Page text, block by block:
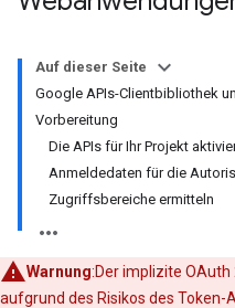
Auf dieser Seite
Google APIs-Clientbibliothek
Vorbereitung
Die APIs für Ihr Projekt
Anmeldedaten für die
Zugriffsbereiche ermitteln
Warnung:Der implizite
aufgrund des Risikos des